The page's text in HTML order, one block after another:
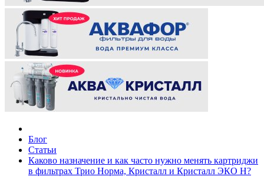
Блог
Статьи
Каково назначение и как часто нужно менять картриджи
в фильтрах Трио Норма, Кристалл и Кристалл ЭКО Н?